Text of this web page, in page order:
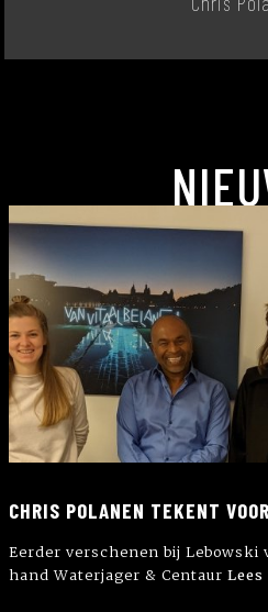
CHRIS POLANEN TEKENT
Eerder verschenen bij Lebowski
hand Waterjager & Centaur Lees